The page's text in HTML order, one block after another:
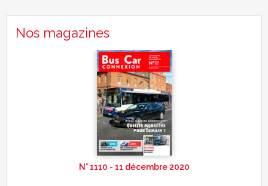
Nos magazines
N° 1110 - 11 décembre 2020